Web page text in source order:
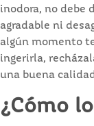
inodora, no debe
agradable ni
algún momento
ingerirla,
una buena
¿Cómo